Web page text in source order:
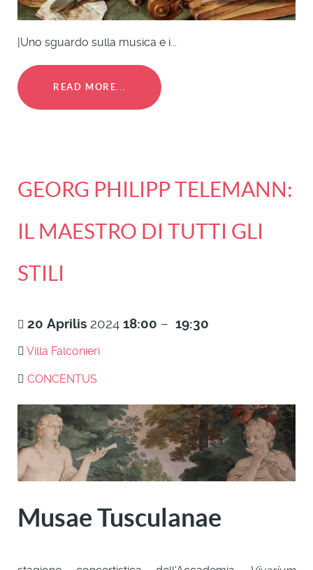
|Uno sguardo sulla musica e i...
READ MORE...
GEORG PHILIPP TELEMANN:
IL MAESTRO DI TUTTI GLI
STILI
20 Aprilis 2024 18:00 – 19:30
Villa Falconieri
CONCENTUS
Musae Tusculanae